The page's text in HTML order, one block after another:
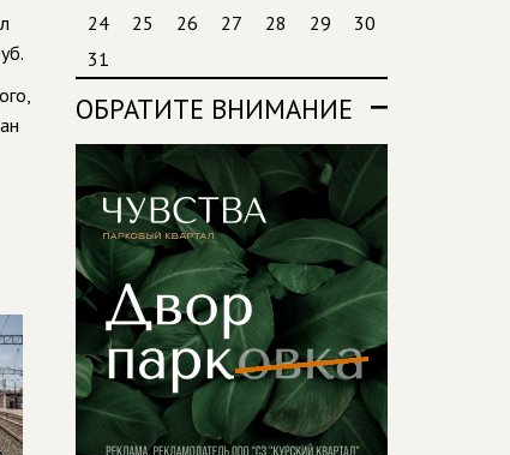
24
25 26 27 28 29
30
31
ОБРАТИТЕ ВНИМАНИЕ